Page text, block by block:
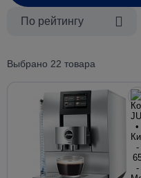
По рейтингу
Выбрано 22 товара